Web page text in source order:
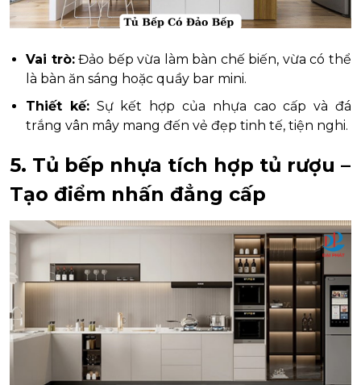
Vai trò:Đảo bếp vừa làm bàn chế biến, vừa có thể
là bàn ăn sáng hoặc quầy bar mini.
Thiết kế:Sự kết hợp của nhựa cao cấp và đá
trắng vân mây mang đến vẻ đẹp tinh tế, tiện nghi.
5. Tủ bếp nhựa tích hợp tủ rượu –
Tạo điểm nhấn đẳng cấp